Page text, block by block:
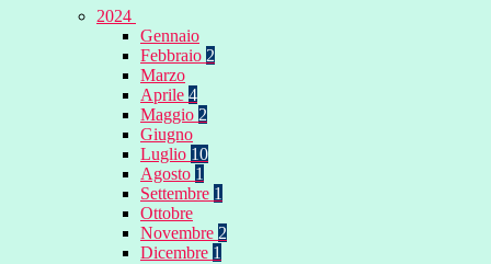
2024
Gennaio
Febbraio 2
Marzo
Aprile 4
Maggio 2
Giugno
Luglio 10
Agosto 1
Settembre 1
Ottobre
Novembre 2
Dicembre 1